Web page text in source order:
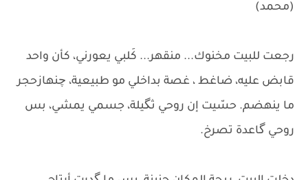
(محمد)
رجعت للبيت مخنوك... منقهر... كَلبي يعورني، كأن واحد
قابض عليه، ضاغط ، غصة بداخلي مو طبيعية، چنهازحجر
ما ينهضم. حسّيت إن روحي ثگيلة، جسمي يمشي، بس
روحي گاعدة تصرخ.